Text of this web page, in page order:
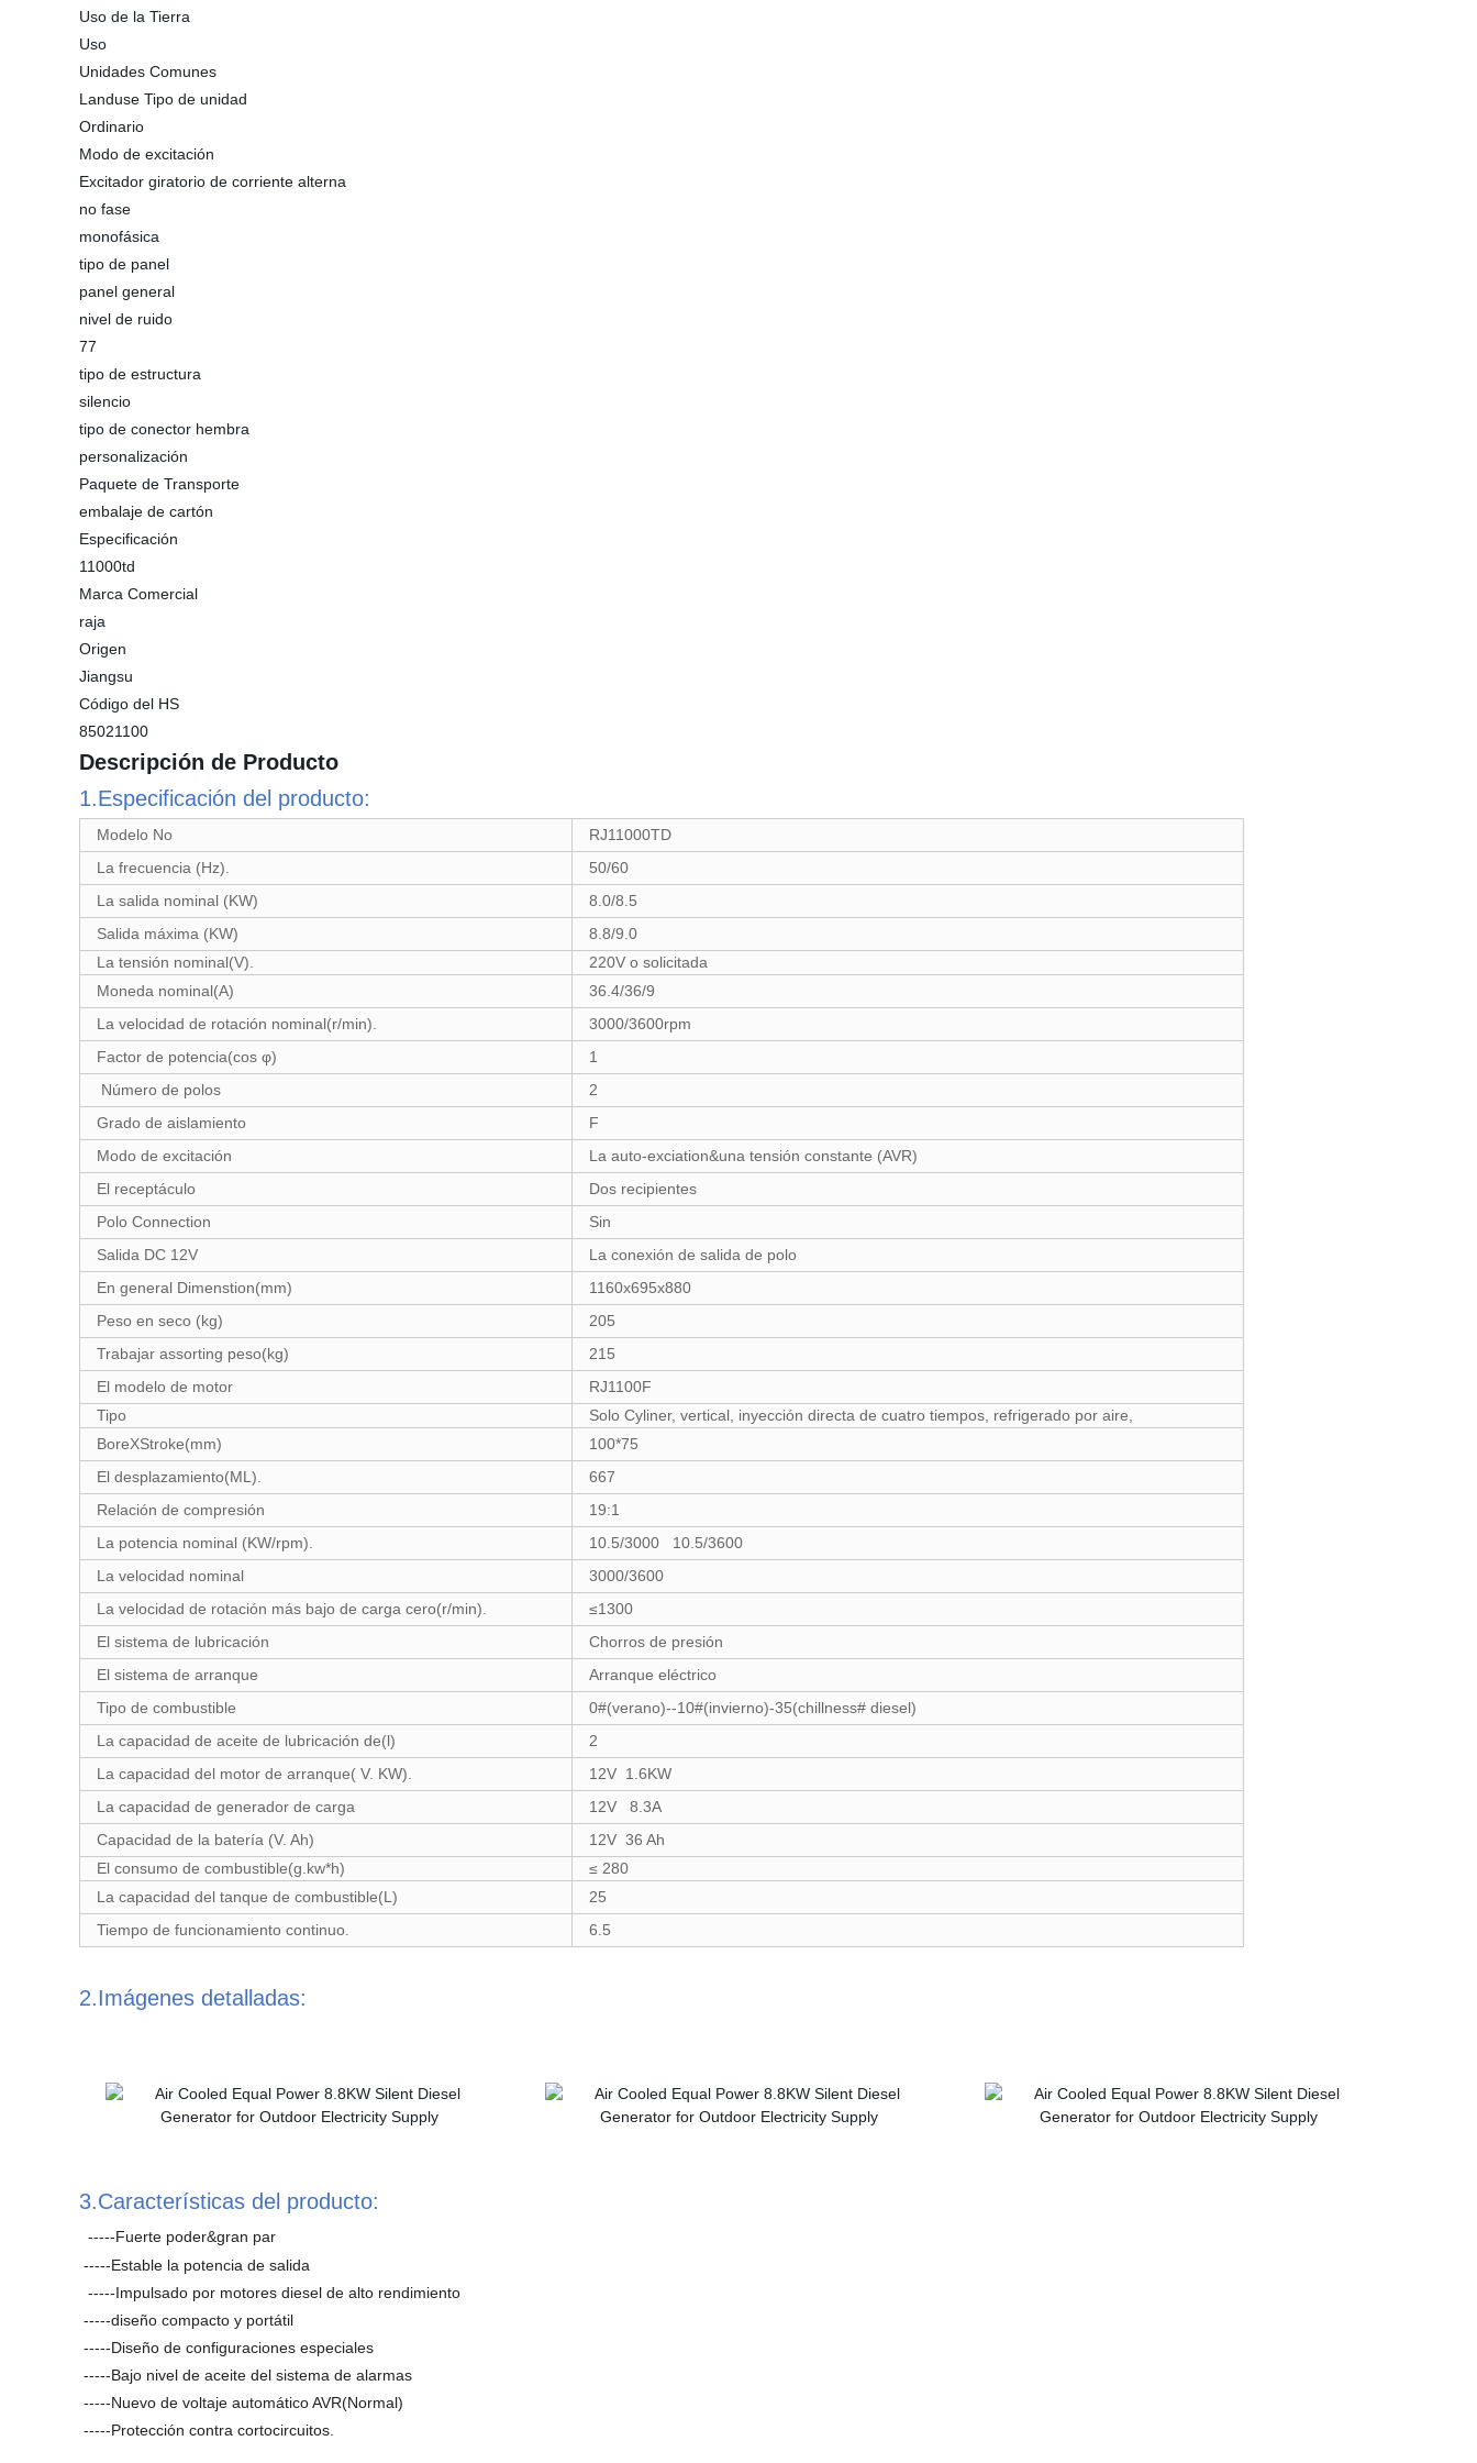
Uso de la Tierra
Uso
Unidades Comunes
Landuse Tipo de unidad
Ordinario
Modo de excitación
Excitador giratorio de corriente alterna
no fase
monofásica
tipo de panel
panel general
nivel de ruido
77
tipo de estructura
silencio
tipo de conector hembra
personalización
Paquete de Transporte
embalaje de cartón
Especificación
11000td
Marca Comercial
raja
Origen
Jiangsu
Código del HS
85021100
Descripción de Producto
1.Especificación del producto:
Modelo No
RJ11000TD
La frecuencia (Hz).
50/60
La salida nominal (KW)
8.0/8.5
Salida máxima (KW)
8.8/9.0
La tensión nominal(V).
220V o solicitada
Moneda nominal(A)
36.4/36/9
La velocidad de rotación nominal(r/min).
3000/3600rpm
Factor de potencia(cos φ)
1
Número de polos
2
Grado de aislamiento
F
Modo de excitación
La auto-exciation&una tensión constante (AVR)
El receptáculo
Dos recipientes
Polo Connection
Sin
Salida DC 12V
La conexión de salida de polo
En general Dimenstion(mm)
1160x695x880
Peso en seco (kg)
205
Trabajar assorting peso(kg)
215
El modelo de motor
RJ1100F
Tipo
Solo Cyliner, vertical, inyección directa de cuatro tiempos, refrigerado por aire,
BoreXStroke(mm)
100*75
El desplazamiento(ML).
667
Relación de compresión
19:1
La potencia nominal (KW/rpm).
10.5/3000 10.5/3600
La velocidad nominal
3000/3600
La velocidad de rotación más bajo de carga cero(r/min).
≤1300
El sistema de lubricación
Chorros de presión
El sistema de arranque
Arranque eléctrico
Tipo de combustible
0#(verano)--10#(invierno)-35(chillness# diesel)
La capacidad de aceite de lubricación de(l)
2
La capacidad del motor de arranque( V. KW).
12V 1.6KW
La capacidad de generador de carga
12V 8.3A
Capacidad de la batería (V. Ah)
12V 36 Ah
El consumo de combustible(g.kw*h)
≤ 280
La capacidad del tanque de combustible(L)
25
Tiempo de funcionamiento continuo.
6.5
2.Imágenes detalladas:
3.Características del producto:
-----Fuerte poder&gran par
-----Estable la potencia de salida
-----Impulsado por motores diesel de alto rendimiento
-----diseño compacto y portátil
-----Diseño de configuraciones especiales
-----Bajo nivel de aceite del sistema de alarmas
-----Nuevo de voltaje automático AVR(Normal)
-----Protección contra cortocircuitos.